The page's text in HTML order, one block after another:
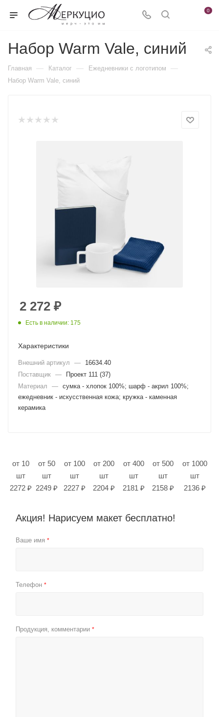
0
Набор Warm Vale, синий
Главная — Каталог — Ежедневники c логотипом —
Набор Warm Vale, синий
2 272 ₽
Есть в наличии: 175
Характеристики
Внешний артикул —
16634.40
Поставщик —
Проект 111 (37)
Материал
— сумка - хлопок 100%; шарф - акрил 100%;
ежедневник - искусственная кожа; кружка - каменная
керамика
от 10
шт
2272 ₽
от 50
шт
2249 ₽
от 100
шт
2227 ₽
от 200
шт
2204 ₽
от 400
шт
2181 ₽
от 500
шт
2158 ₽
от 1000
шт
2136 ₽
Акция! Нарисуем макет бесплатно!
Ваше имя *
Телефон *
Продукция, комментарии *